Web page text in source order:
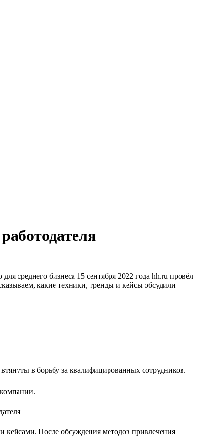
среднего бизнеса 15 сентября 2022 года hh.ru провёл
какие техники, тренды и кейсы обсудили
в борьбу за квалифицированных сотрудников.
После обсуждения методов привлечения